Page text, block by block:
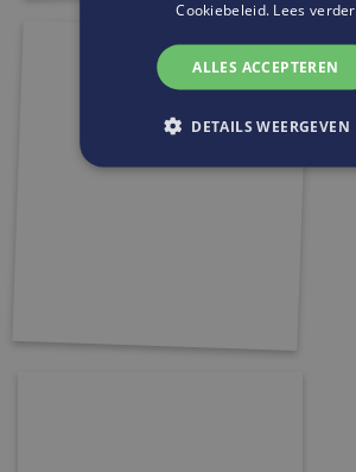
Cookiebeleid. Lees verder
ALLES ACCEPTEREN
DETAILS WEERGEVEN